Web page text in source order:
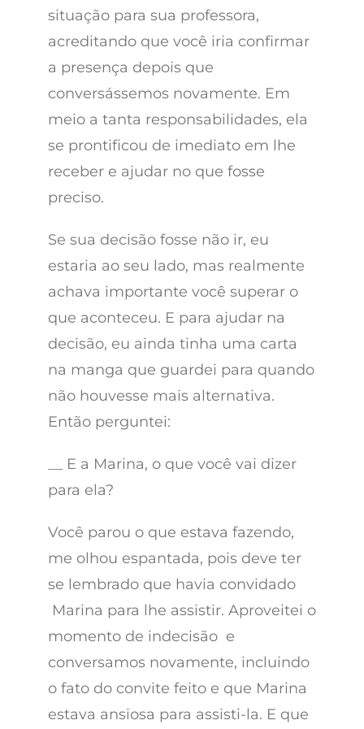
situação para sua professora,
acreditando que você iria confirmar
a presença depois que
conversássemos novamente. Em
meio a tanta responsabilidades, ela
se prontificou de imediato em lhe
receber e ajudar no que fosse
preciso.
Se sua decisão fosse não ir, eu
estaria ao seu lado, mas realmente
achava importante você superar o
que aconteceu. E para ajudar na
decisão, eu ainda tinha uma carta
na manga que guardei para quando
não houvesse mais alternativa.
Então perguntei:
__ E a Marina, o que você vai dizer
para ela?
Você parou o que estava fazendo,
me olhou espantada, pois deve ter
se lembrado que havia convidado
Marina para lhe assistir. Aproveitei o
momento de indecisão e
conversamos novamente, incluindo
o fato do convite feito e que Marina
estava ansiosa para assisti-la. E que